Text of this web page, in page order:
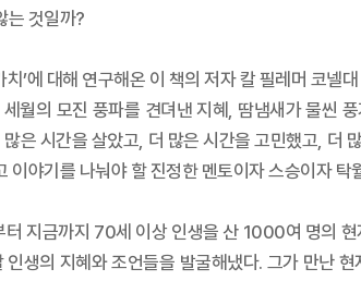
는 것일까?
’에 대해 연구해온 이 책의 저자 칼 필레머 코
월의 모진 풍파를 견뎌낸 지혜, 땀냄새가 물씬
많은 시간을 살았고, 더 많은 시간을 고민했고,
이야기를 나눠야 할 진정한 멘토이자 스승이자 탁
지금까지 70세 이상 인생을 산 1000여 명의 현
인생의 지혜와 조언들을 발굴해냈다. 그가 만난